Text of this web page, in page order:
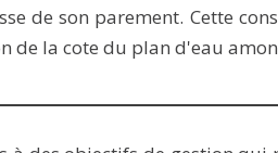
de son parement. Cette
la cote du plan d'eau